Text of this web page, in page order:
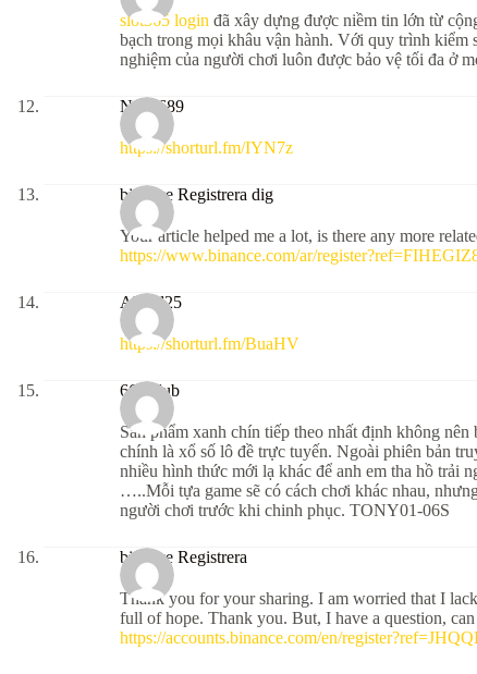
slot365 login đã xây dựng được niềm tin lớn từ
bạch trong mọi khâu vận hành. Với quy trình kiểm
nghiệm của người chơi luôn được bảo vệ tối đa ở
Noah689
https://shorturl.fm/IYN7z
binance Registrera dig
Your article helped me a lot, is there any more
https://www.binance.com/ar/
Alfred25
https://shorturl.fm/BuaHV
66b club
Sản phẩm xanh chín tiếp theo nhất định không nên
chính là xổ số lô đề trực tuyến. Ngoài phiên bản
nhiều hình thức mới lạ khác để anh em tha hồ trải
…..Mỗi tựa game sẽ có cách chơi khác nhau,
người chơi trước khi chinh phục. TONY01-06S
binance Registrera
Thank you for your sharing. I am worried that I
full of hope. Thank you. But, I have a question,
https://accounts.binance.com/en/